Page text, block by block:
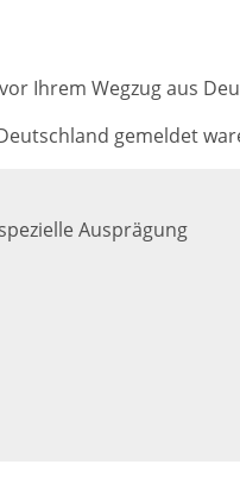
Ihrem Wegzug aus
gemeldet
Ausprägung